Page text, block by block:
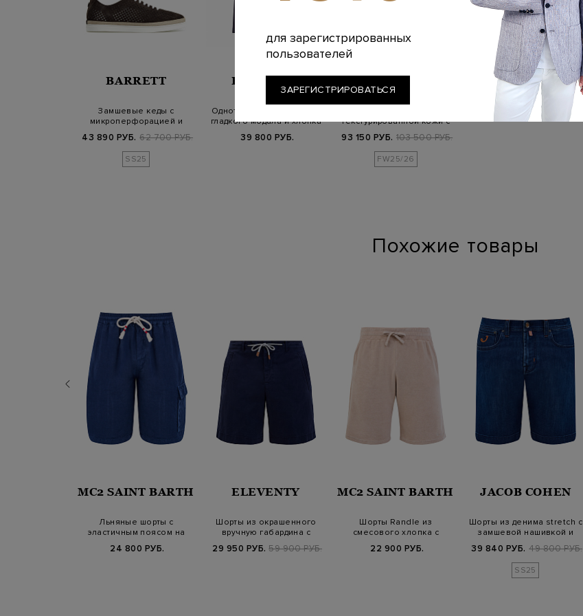
BARRETT
Замшевые кеды с
микроперфорацией и
43 890 РУБ. 62 700 РУБ.
SS25
ELEVENTY
Однотонная футболка из
гладкого модала и хлопка
39 800 РУБ.
текстурированной кожи с
93 150 РУБ. 103 500 РУБ.
FW25/26
Похожие товары
MC2 SAINT BARTH
Льняные шорты с
эластичным поясом на
24 800 РУБ.
ELEVENTY
Шорты из окрашенного
вручную габардина с
29 950 РУБ. 59 900 РУБ.
MC2 SAINT BARTH
Шорты Randle из
смесового хлопка с
22 900 РУБ.
JACOB COHEN
Шорты из денима stretch с
замшевой нашивкой и
39 840 РУБ. 49 800 РУБ.
SS25
для зарегистрированных
пользователей
ЗАРЕГИСТРИРОВАТЬСЯ